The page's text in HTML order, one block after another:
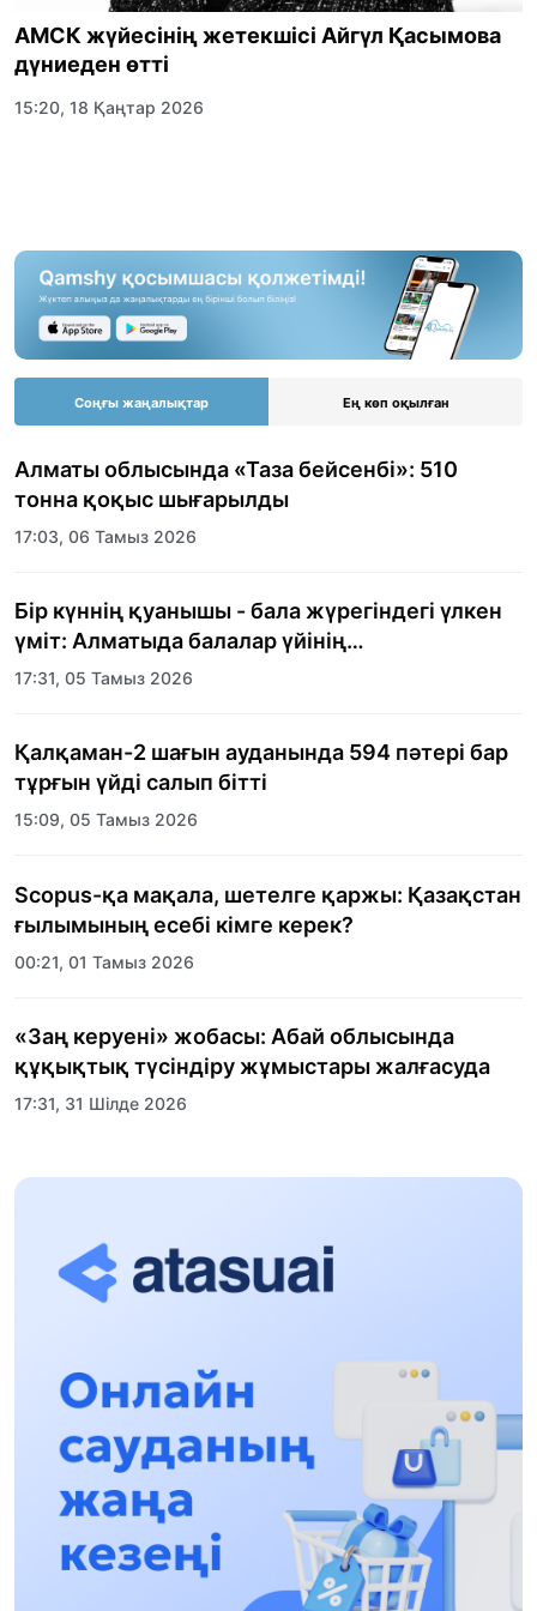
АМСК жүйесінің жетекшісі Айгүл Қасымова
дүниеден өтті
15:20, 18 Қаңтар 2026
Соңғы жаңалықтар Ең көп оқылған
Алматы облысында «Таза бейсенбі»: 510
тонна қоқыс шығарылды
17:03, 06 Тамыз 2026
Бір күннің қуанышы - бала жүрегіндегі үлкен
үміт: Алматыда балалар үйінің
тәрбиеленушілеріне мерекелік күн
17:31, 05 Тамыз 2026
Қалқаман-2 шағын ауданында 594 пәтері бар
тұрғын үйді салып бітті
15:09, 05 Тамыз 2026
Scopus-қа мақала, шетелге қаржы: Қазақстан
ғылымының есебі кімге керек?
00:21, 01 Тамыз 2026
«Заң керуені» жобасы: Абай облысында
құқықтық түсіндіру жұмыстары жалғасуда
17:31, 31 Шілде 2026
Халықаралық «Формула-1 H2O» жарысын
13:13, 30 Шілде 2026
12:01, 28 Шілде 2026
Абзал Достияр: Думан Мұхаметкәрімді
Алматы түрмесіне ауыстыруы мүмкін
16:15, 27 Шілде 2026
Өскенбай Құлатайұлы: Руханиятқа қызмет